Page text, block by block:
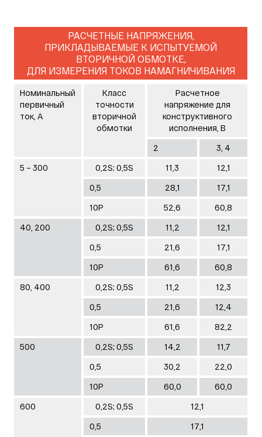
РАСЧЕТНЫЕ НАПРЯЖЕНИЯ,
ПРИКЛАДЫВАЕМЫЕ К ИСПЫТУЕМОЙ
ВТОРИЧНОЙ ОБМОТКЕ,
ДЛЯ ИЗМЕРЕНИЯ ТОКОВ НАМАГНИЧИВАНИЯ
Номинальный
первичный
ток, А
Класс
точности
вторичной
обмотки
Расчетное
напряжение для
конструктивного
исполнения, В
2
3, 4
5 – 300
0,2S; 0,5S 11,3
12,1
0,5
28,1
17,1
10Р
52,6
60,8
40, 200
0,2S; 0,5S 11,2
12,1
0,5
21,6
17,1
10Р
61,6
60,8
80, 400
0,2S; 0,5S 11,2
12,3
0,5
21,6
12,4
10Р
61,6
82,2
500
0,2S; 0,5S 14,2
11,7
0,5
30,2
22,0
10Р
60,0
60,0
600
0,2S; 0,5S
12,1
0,5
17,1